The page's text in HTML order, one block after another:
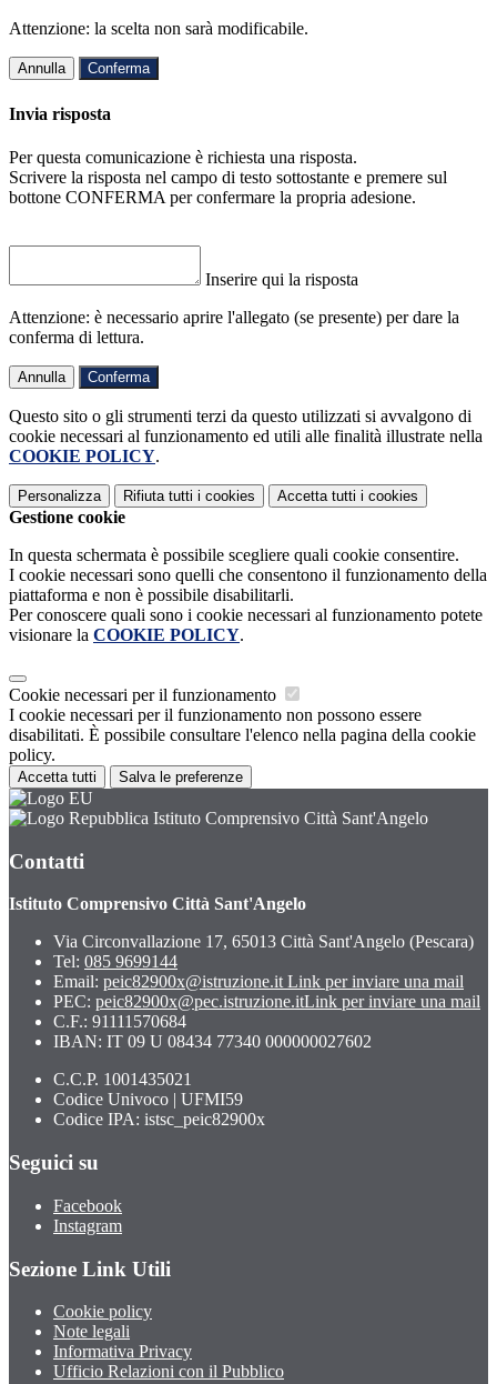
Attenzione: la scelta non sarà modificabile.
Annulla Conferma
Invia risposta
Per questa comunicazione è richiesta una risposta.
Scrivere la risposta nel campo di testo sottostante e premere sul
bottone CONFERMA per confermare la propria adesione.
Inserire qui la risposta
Attenzione: è necessario aprire l'allegato (se presente) per dare la
conferma di lettura.
Annulla Conferma
Questo sito o gli strumenti terzi da questo utilizzati si avvalgono di
cookie necessari al funzionamento ed utili alle finalità illustrate nella
COOKIE POLICY.
Personalizza Rifiuta tutti i cookies Accetta tutti i cookies
Gestione cookie
In questa schermata è possibile scegliere quali cookie consentire.
I cookie necessari sono quelli che consentono il funzionamento della
piattaforma e non è possibile disabilitarli.
Per conoscere quali sono i cookie necessari al funzionamento potete
visionare la COOKIE POLICY.
Cookie necessari per il funzionamento
I cookie necessari per il funzionamento non possono essere
disabilitati. È possibile consultare l'elenco nella pagina della cookie
policy.
Accetta tutti Salva le preferenze
Istituto Comprensivo Città Sant'Angelo
Contatti
Istituto Comprensivo Città Sant'Angelo
Via Circonvallazione 17, 65013 Città Sant'Angelo (Pescara)
Tel: 085 9699144
Email: peic82900x@istruzione.itLink per inviare una mail
PEC: peic82900x@pec.istruzione.itLink per inviare una mail
C.F.: 91111570684
IBAN: IT 09 U 08434 77340 000000027602
C.C.P. 1001435021
Codice Univoco | UFMI59
Codice IPA: istsc_peic82900x
Seguici su
Facebook
Instagram
Sezione Link Utili
Cookie policy
Note legali
Informativa Privacy
Ufficio Relazioni con il Pubblico